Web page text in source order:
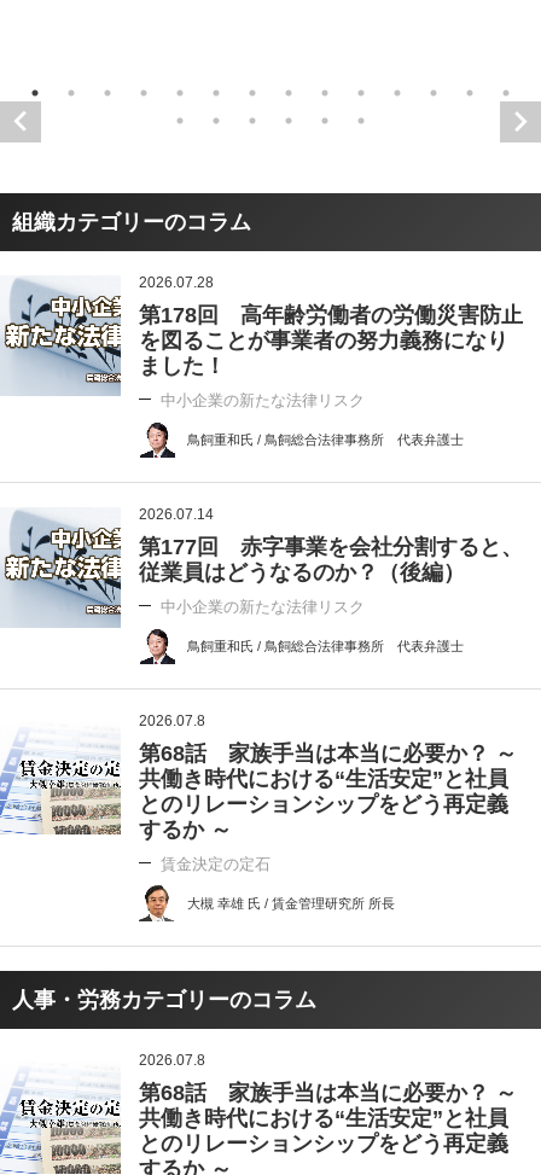
組織カテゴリーのコラム
2026.07.28
第178回 高年齢労働者の労働災害防止
を図ることが事業者の努力義務になり
ました！
中小企業の新たな法律リスク
鳥飼重和氏 / 鳥飼総合法律事務所 代表弁護士
2026.07.14
第177回 赤字事業を会社分割すると、
従業員はどうなるのか？（後編）
中小企業の新たな法律リスク
鳥飼重和氏 / 鳥飼総合法律事務所 代表弁護士
2026.07.8
第68話 家族手当は本当に必要か？ ～
共働き時代における“生活安定”と社員
とのリレーションシップをどう再定義
するか ～
賃金決定の定石
大槻 幸雄 氏 / 賃金管理研究所 所長
人事・労務カテゴリーのコラム
2026.07.8
第68話 家族手当は本当に必要か？ ～
共働き時代における“生活安定”と社員
とのリレーションシップをどう再定義
するか ～